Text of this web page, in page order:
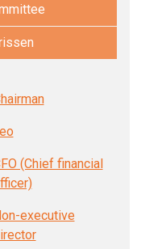
(Chief financial
executive